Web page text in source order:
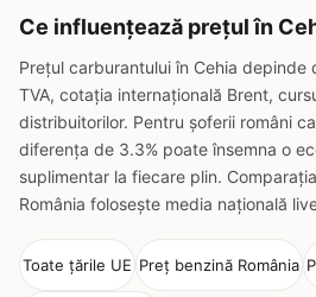
Ce influențează prețul în
Prețul carburantului în Cehia depinde
TVA, cotația internațională Brent,
distribuitorilor. Pentru șoferii români
diferența de 3.3% poate însemna o
suplimentar la fiecare plin.
România folosește media națională
Toate țările UE Preț benzină România